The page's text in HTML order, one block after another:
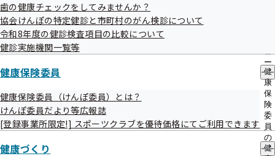
ュ
ー
歯の健康チェックをしてみませんか？
協会けんぽの特定健診と市町村のがん検診について
令和8年度の健診検査項目の比較について
健診実施機関一覧等
健康保険委員
健
康
保
険
委
員
の
サ
健康保険委員（けんぽ委員）とは？
けんぽ委員だより等広報誌
[登録事業所限定!] スポーツクラブを優待価格にてご利用できます
健康づくり
健
健康宣言中の事業所様は12,619社！
令和8年6月30日現在、12,619社が事業所での健康づくりに
取り組んでいらっしゃいます。
その中で、ホームページへの掲載許可をいただいた事業所様
を以下にご紹介します。